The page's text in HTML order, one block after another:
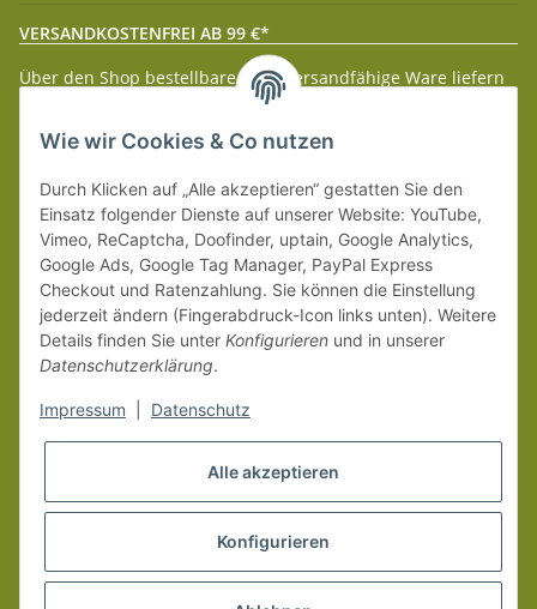
VERSANDKOSTENFREI AB 99 €*
Über den Shop bestellbare paketversandfähige Ware liefern
wir innerhalb Deutschland (Festland) ab 99 € * Warenwert
versandkostenfrei.
Weitere Versanddetails entnehmen Sie bitte unserenLiefer-
und Zahlungsbedingungen.
Vertrag widerrufen
Wie wir Cookies & Co nutzen
Durch Klicken auf „Alle akzeptieren“ gestatten Sie den
Einsatz folgender Dienste auf unserer Website: YouTube,
Vimeo, ReCaptcha, Doofinder, uptain, Google Analytics,
Google Ads, Google Tag Manager, PayPal Express
Checkout und Ratenzahlung. Sie können die Einstellung
jederzeit ändern (Fingerabdruck-Icon links unten). Weitere
Details finden Sie unter Konfigurieren und in unserer
Datenschutzerklärung.
Impressum Datenschutz
Alle akzeptieren
Konfigurieren